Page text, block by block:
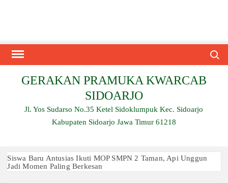
GERAKAN PRAMUKA KWARCAB
SIDOARJO
Jl. Yos Sudarso No.35 Ketel Sidoklumpuk Kec. Sidoarjo
Kabupaten Sidoarjo Jawa Timur 61218
Siswa Baru Antusias Ikuti MOP SMPN 2 Taman, Api Unggun
Jadi Momen Paling Berkesan